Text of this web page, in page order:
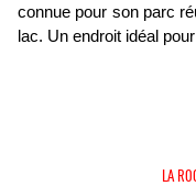
connue pour son parc
lac. Un endroit idéal
LA